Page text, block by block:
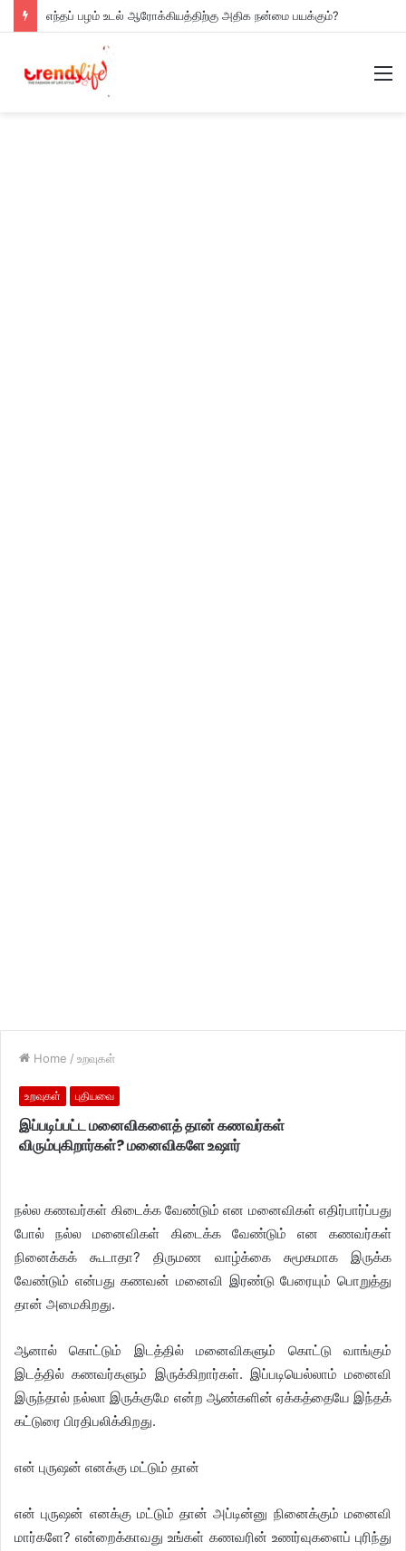
எந்தப் பழம் உடல் ஆரோக்கியத்திற்கு அதிக நன்மை பயக்கும்?
Home / உறவுகள்
உறவுகள் புதியவை
இப்படிப்பட்ட மனைவிகளைத் தான் கணவர்கள்
விரும்புகிறார்கள்? மனைவிகளே உஷார்
நல்ல கணவர்கள் கிடைக்க வேண்டும் என மனைவிகள் எதிர்பார்ப்பது
போல் நல்ல மனைவிகள் கிடைக்க வேண்டும் என கணவர்கள்
நினைக்கக் கூடாதா? திருமண வாழ்க்கை சுமூகமாக இருக்க
வேண்டும் என்பது கணவன் மனைவி இரண்டு பேரையும் பொறுத்து
தான் அமைகிறது.
ஆனால் கொட்டும் இடத்தில் மனைவிகளும் கொட்டு வாங்கும்
இடத்தில் கணவர்களும் இருக்கிறார்கள். இப்படியெல்லாம் மனைவி
இருந்தால் நல்லா இருக்குமே என்ற ஆண்களின் ஏக்கத்தையே இந்தக்
கட்டுரை பிரதிபலிக்கிறது.
என் புருஷன் எனக்கு மட்டும் தான்
என் புருஷன் எனக்கு மட்டும் தான் அப்டின்னு நினைக்கும் மனைவி
மார்களே? என்றைக்காவது உங்கள் கணவரின் உணர்வுகளைப் புரிந்து